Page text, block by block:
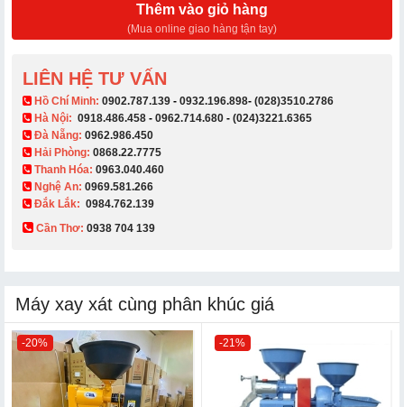
Thêm vào giỏ hàng
(Mua online giao hàng tận tay)
LIÊN HỆ TƯ VẤN
​ Hồ Chí Minh: 0902.787.139 - 0932.196.898- (028)3510.2786
Hà Nội: 0918.486.458 - 0962.714.680 - (024)3221.6365
Đà Nẵng: 0962.986.450
Hải Phòng: 0868.22.7775
Thanh Hóa: 0963.040.460
Nghệ An: 0969.581.266
Đắk Lắk: 0984.762.139
Cần Thơ: 0938 704 139​
Máy xay xát cùng phân khúc giá
-20% -21%